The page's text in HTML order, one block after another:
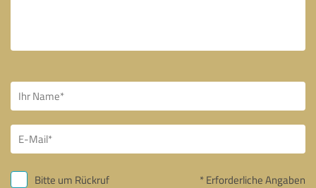
Bitte um Rückruf * Erforderliche Angaben